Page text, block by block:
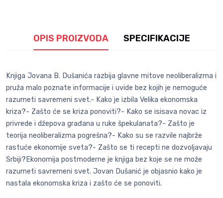
OPIS PROIZVODA SPECIFIKACIJE
Knjiga Jovana B. Dušanića razbija glavne mitove neoliberalizma i
pruža malo poznate informacije i uvide bez kojih je nemoguće
razumeti savremeni svet.- Kako je izbila Velika ekonomska
kriza?- Zašto će se kriza ponoviti?- Kako se isisava novac iz
privrede i džepova građana u ruke špekulanata?- Zašto je
teorija neoliberalizma pogrešna?- Kako su se razvile najbrže
rastuće ekonomije sveta?- Zašto se ti recepti ne dozvoljavaju
Srbiji?Ekonomija postmoderne je knjiga bez koje se ne može
razumeti savremeni svet. Jovan Dušanić je objasnio kako je
nastala ekonomska kriza i zašto će se ponoviti.